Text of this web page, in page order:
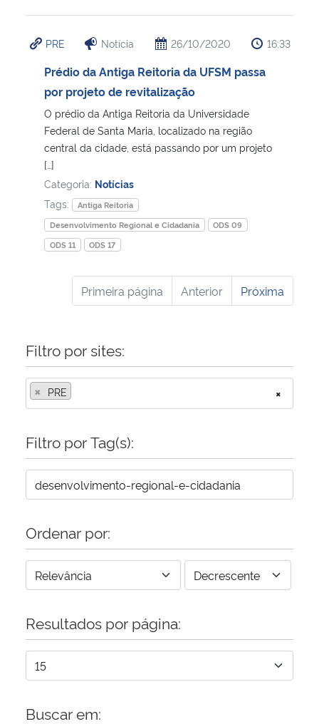
PRE Notícia 26/10/2020 16:33
Prédio da Antiga Reitoria da UFSM passa
por projeto de revitalização
O prédio da Antiga Reitoria da Universidade
Federal de Santa Maria, localizado na região
central da cidade, está passando por um projeto
[…]
Categoria: Notícias
Tags:
Antiga Reitoria
Desenvolvimento Regional e Cidadania
ODS 09
ODS 11
ODS 17
Primeira página Anterior Próxima
Filtro por sites:
×
× PRE
Filtro por Tag(s):
Ordenar por:
Resultados por página:
Buscar em: